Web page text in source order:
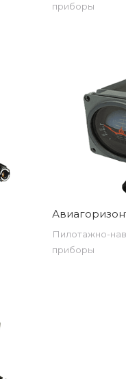
приборы
Пилотажно-
приборы